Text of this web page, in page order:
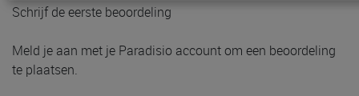
Schrijf de eerste beoordeling
Meld je aan met je Paradisio account om een beoordeling
te plaatsen.